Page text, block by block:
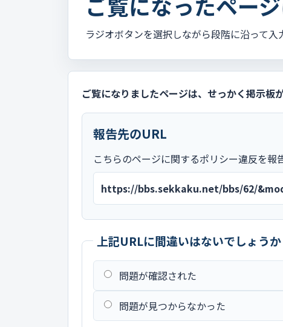
ラジオボタンを選択しながら段階に沿って入
ご覧になりましたページは、せっかく掲示板
報告先のURL
こちらのページに関するポリシー違反を報
https://bbs.sekkaku.net/bbs/62/
上記URLに間違いはないでしょうか
問題が確認された
問題が見つからなかった